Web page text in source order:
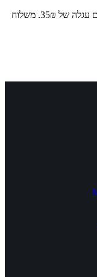
לקהל לקוחותינו, מינימום הזמנה באתר הוא סכום עגלה של 35₪. משלוח